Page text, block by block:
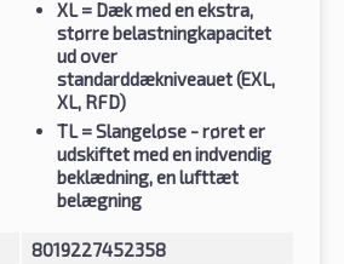
XL= Dæk med en ekstra,
større belastningkapacitet
ud over
standarddækniveauet (EXL,
XL, RFD)
TL= Slangeløse - røret er
udskiftet med en indvendig
beklædning, en lufttæt
belægning
8019227452358